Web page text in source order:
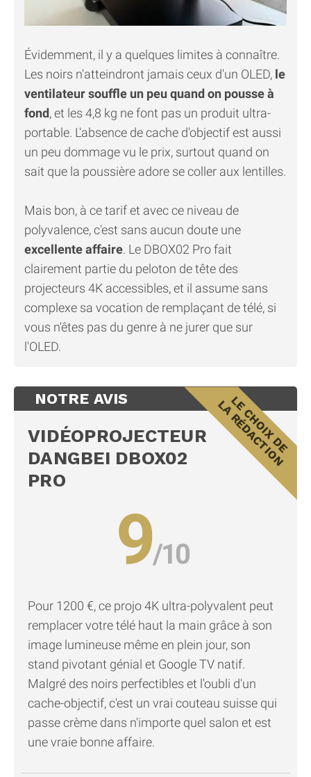
Évidemment, il y a quelques limites à connaître.
Les noirs n'atteindront jamais ceux d'un OLED, le
ventilateur souffle un peu quand on pousse à
fond, et les 4,8 kg ne font pas un produit ultra-
portable. L'absence de cache d'objectif est aussi
un peu dommage vu le prix, surtout quand on
sait que la poussière adore se coller aux lentilles.
Mais bon, à ce tarif et avec ce niveau de
polyvalence, c'est sans aucun doute une
excellente affaire. Le DBOX02 Pro fait
clairement partie du peloton de tête des
projecteurs 4K accessibles, et il assume sans
complexe sa vocation de remplaçant de télé, si
vous n'êtes pas du genre à ne jurer que sur
l'OLED.
NOTRE AVIS
VIDÉOPROJECTEUR
DANGBEI DBOX02
PRO
9
Pour 1200 €, ce projo 4K ultra-polyvalent peut
remplacer votre télé haut la main grâce à son
image lumineuse même en plein jour, son
stand pivotant génial et Google TV natif.
Malgré des noirs perfectibles et l'oubli d'un
cache-objectif, c'est un vrai couteau suisse qui
passe crème dans n'importe quel salon et est
une vraie bonne affaire.